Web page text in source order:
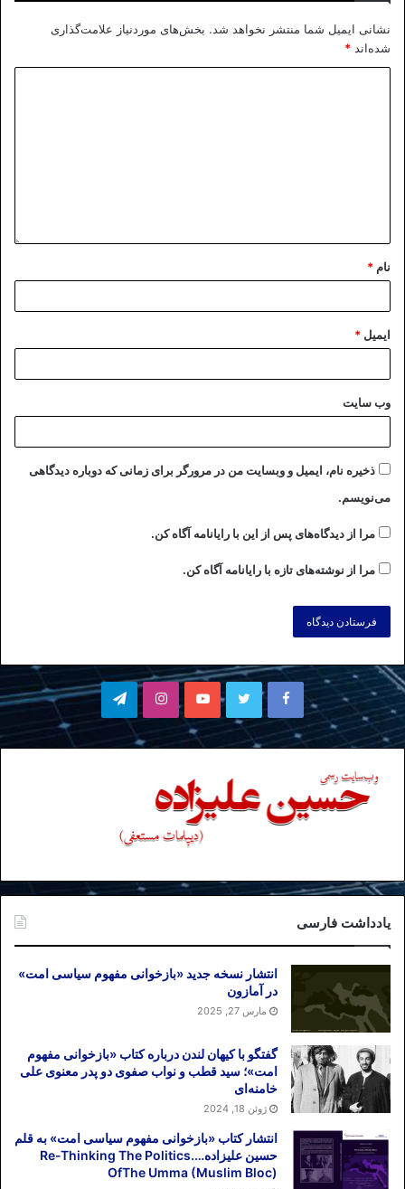
نشانی ایمیل شما منتشر نخواهد شد. بخش‌های موردنیاز علامت‌گذاری
شده‌اند *
نام *
ایمیل *
وب‌ سایت
ذخیره نام، ایمیل و وبسایت من در مرورگر برای زمانی که دوباره دیدگاهی
می‌نویسم.
مرا از دیدگاه‌های پس از این با رایانامه آگاه کن.
مرا از نوشته‌های تازه با رایانامه آگاه کن.
فیسبوک توییتر یوتیوباینستاگرامتلگرام
یادداشت فارسی
انتشار نسخه جدید «بازخوانی مفهوم سیاسی امت»
در آمازون
مارس 27, 2025
گفتگو با کیهان لندن درباره کتاب «بازخوانی مفهوم
امت»؛ سید قطب و نواب صفوی دو پدر معنوی علی
خامنه‌ای
ژوئن 18, 2024
انتشار کتاب «بازخوانی مفهوم سیاسی امت» به قلم
حسین علیزاده….Re-Thinking The Politics
OfThe Umma (Muslim Bloc)